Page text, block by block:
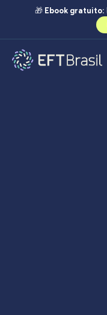
🎁 Ebook gratuito: